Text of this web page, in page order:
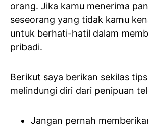
orang. Jika kamu menerima
seseorang yang tidak kamu
untuk berhati-hatil dalam
pribadi.
Berikut saya berikan sekilas
melindungi diri dari penipuan
Jangan pernah